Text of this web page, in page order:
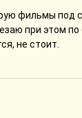
фильмы под
при этом по
не стоит.